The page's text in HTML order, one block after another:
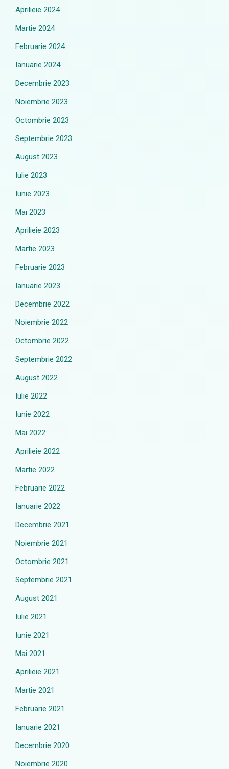
Aprilieie 2024
Martie 2024
Februarie 2024
Ianuarie 2024
Decembrie 2023
Noiembrie 2023
Octombrie 2023
Septembrie 2023
August 2023
Iulie 2023
Iunie 2023
Mai 2023
Aprilieie 2023
Martie 2023
Februarie 2023
Ianuarie 2023
Decembrie 2022
Noiembrie 2022
Octombrie 2022
Septembrie 2022
August 2022
Iulie 2022
Iunie 2022
Mai 2022
Aprilieie 2022
Martie 2022
Februarie 2022
Ianuarie 2022
Decembrie 2021
Noiembrie 2021
Octombrie 2021
Septembrie 2021
August 2021
Iulie 2021
Iunie 2021
Mai 2021
Aprilieie 2021
Martie 2021
Februarie 2021
Ianuarie 2021
Decembrie 2020
Noiembrie 2020